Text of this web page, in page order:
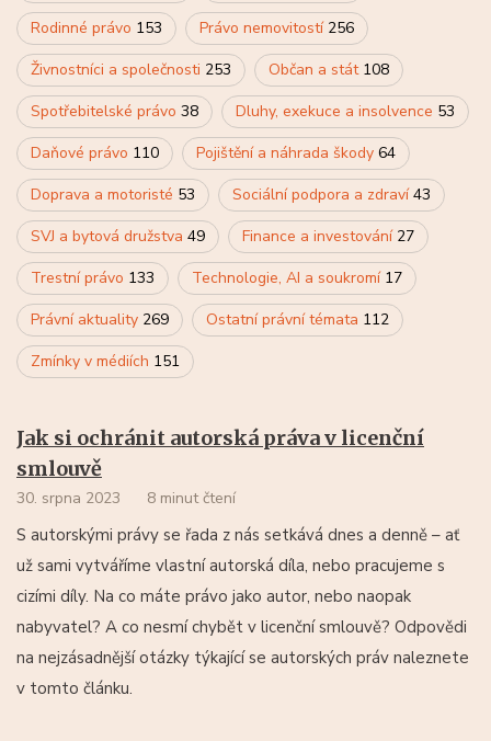
Rodinné právo 153 Právo nemovitostí 256
Živnostníci a společnosti 253 Občan a stát 108
Spotřebitelské právo 38 Dluhy, exekuce a insolvence 53
Daňové právo 110 Pojištění a náhrada škody 64
Doprava a motoristé 53 Sociální podpora a zdraví43
SVJ a bytová družstva 49 Finance a investování 27
Trestní právo 133 Technologie, AI a soukromí 17
Právní aktuality 269 Ostatní právní témata 112
Zmínky v médiích 151
Jak si ochránit autorská práva v licenční
smlouvě
30. srpna 2023 8 minut čtení
S autorskými právy se řada z nás setkává dnes a denně – ať
už sami vytváříme vlastní autorská díla, nebo pracujeme s
cizími díly. Na co máte právo jako autor, nebo naopak
nabyvatel? A co nesmí chybět v licenční smlouvě? Odpovědi
na nejzásadnější otázky týkající se autorských práv naleznete
v tomto článku.